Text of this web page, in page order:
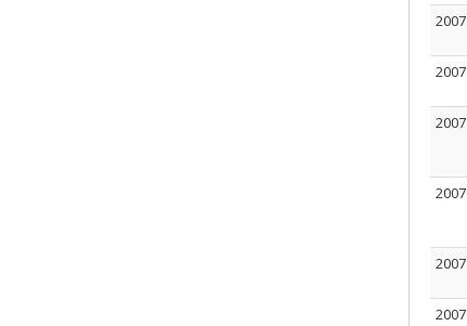
2007
2007
2007
2007
2007
2007